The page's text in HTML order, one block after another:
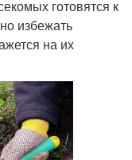
готовятся к
избежать
на их